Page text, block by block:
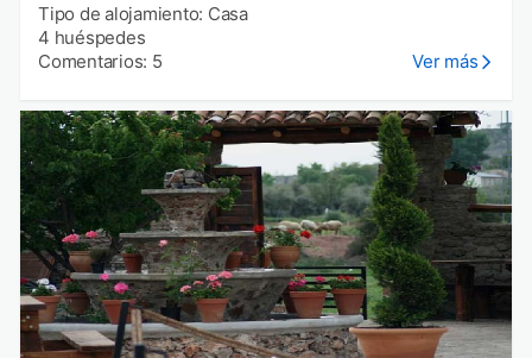
Tipo de alojamiento: Casa
4 huéspedes
Comentarios: 5
Ver más